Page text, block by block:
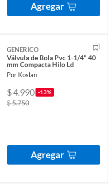
Agregar
GENERICO
Válvula de Bola Pvc 1-1/4" 40
mm Compacta Hilo Ld
Por Koslan
$ 4.990 -13%
$ 5.750
Agregar